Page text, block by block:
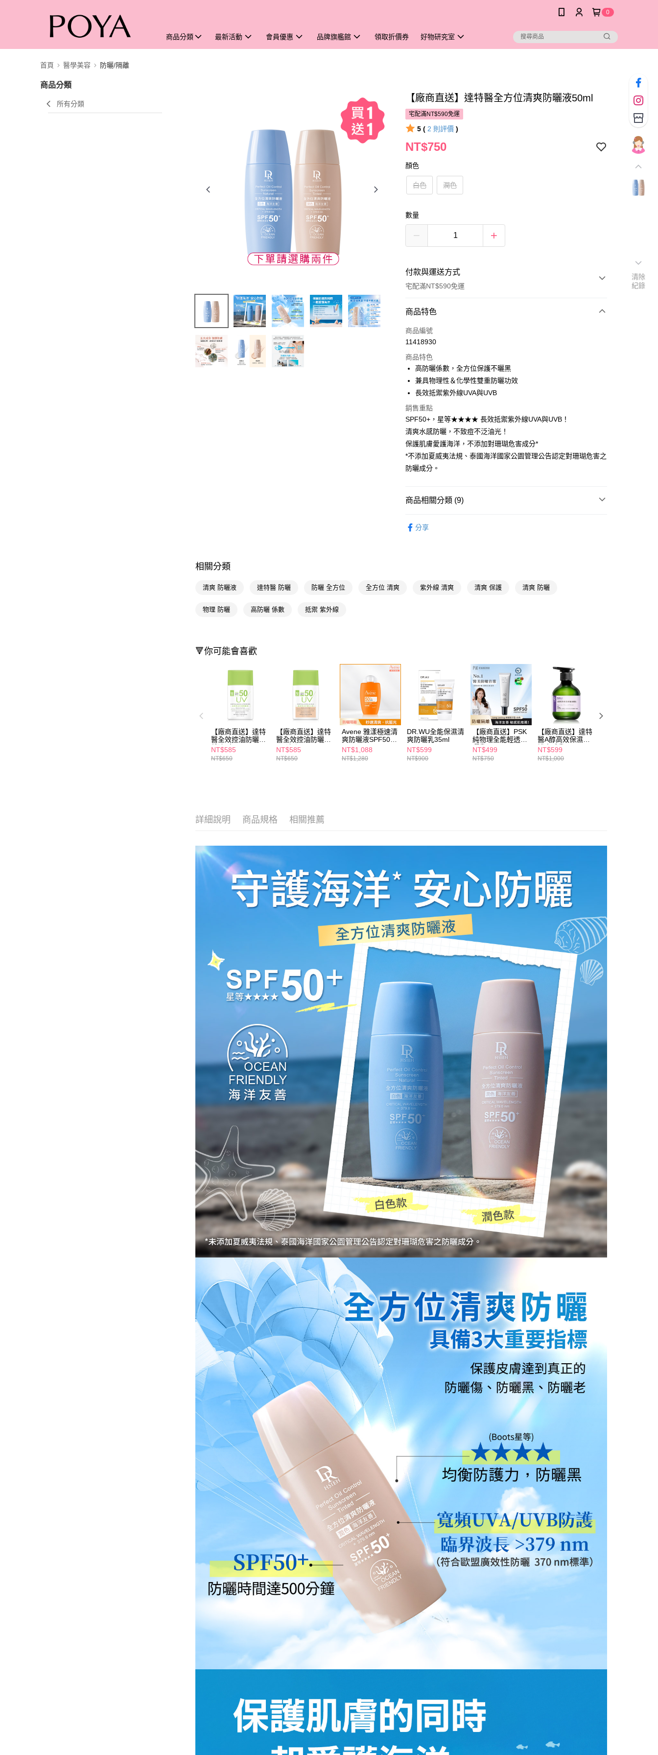
0
商品分類 最新活動 會員優惠 品牌旗艦館 領取折價券 好物研究室
首頁 醫學美容 防曬/隔離
商品分類
所有分類
【廠商直送】達特醫全方位清爽防曬液50ml
宅配滿NT$590免運
5 ( 2 則評價 )
NT$750
顏色
白色 潤色
數量
付款與運送方式
宅配滿NT$590免運
付款方式
POYA支付
LINE Pay
Apple Pay
悠遊付
AFTEE先享後付
相關說明
便利好安心！
１．簡單：不需註冊會員、不需綁卡、不需儲值。
／ATM／網路銀行／等多元方式進行付款，方視為交易完成。
※ 請注意：結帳手續完成當下不需立刻繳費，但若您需要取消訂單，請聯
交易，需依本服務之必要範圍內提供個人資料，並將交易相關給付款項請
求債權轉讓予恩沛科技股份有限公司。
２．關於個人資料處理事宜，請瀏覽以下網址：
https://aftee.tw/terms/#terms3
３．未成年的使用者請事先徵得法定代理人或監護人之同意方可使用
「AFTEE先享後付」，若未經同意申辦者引起之損失，本公司不負相關責
４．使用「AFTEE先享後付」時，將依據個別帳號之用戶狀況，依本公司
即時審查核予不同之上限額度；若仍有額度不足之情形，本公司將視審查
結果請求用戶進行身份認證。
５．嚴禁一人註冊多個帳號或使用他人資訊註冊。若發現惡意使用之情
運送方式
每筆NT$100，滿NT$590(含以上)免運費
商品特色
商品編號
11418930
商品特色
高防曬係數，全方位保護不曬黑
兼具物理性＆化學性雙重防曬功效
長效抵禦紫外線UVA與UVB
銷售重點
SPF50+，星等★★★★ 長效抵禦紫外線UVA與UVB！
清爽水感防曬，不致痘不泛油光！
保護肌膚愛護海洋，不添加對珊瑚危害成分*
*不添加夏威夷法規、泰國海洋國家公園管理公告認定對珊瑚危害之
防曬成分。
商品相關分類 (9)
醫學美容 ★品牌精選 達特醫 Dr.Hsieh
📢主題活動📢 👑精緻出遊指南 08/05-08/18 顏值防禦中
分享
相關分類
清爽 防曬液 達特醫 防曬 防曬 全方位 全方位 清爽 紫外線 清爽 清爽 保護 清爽 防曬
物理 防曬 高防曬 係數 抵禦 紫外線
🔻你可能會喜歡
【廠商直送】達特
醫全效控油防曬隔
離液(白
色)SPF50+++50ml
NT$585
NT$650
【廠商直送】達特
醫全效控油防曬
CC液(潤
色)SPF50+++50ml
NT$585
NT$650
Avene 雅漾極速清
爽防曬液SPF50
50ml
NT$1,088
NT$1,280
DR.WU全能保濕清
爽防曬乳35ml
NT$599
NT$900
【廠商直送】PSK
純物理全能輕透防
曬乳 SPF50+
★★★35ml 持妝
耐汗型(白色)
NT$499
NT$750
【廠商直送】達特
醫A醇高效保濕修
護身體乳250ml
NT$599
NT$1,000
詳細說明 商品規格 相關推薦
清除
紀錄